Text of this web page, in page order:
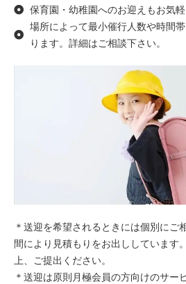
保育園・幼稚園へのお迎えもお気軽
場所によって最小催行人数や時間
ります。詳細はご相談下さい。
＊送迎を希望されるときには個別にご
間により見積もりをお出ししています
上、ご提出ください。
＊送迎は原則月極会員の方向けのサー